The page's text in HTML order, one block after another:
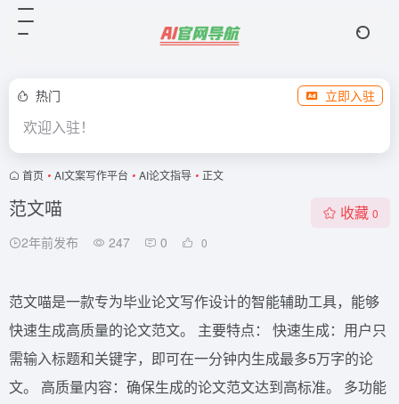
热门 立即入驻
欢迎入驻！
首页 • AI文案写作平台 • AI论文指导 • 正文
范文喵
2年前发布 247 0 0
收藏 0
范文喵是一款专为毕业论文写作设计的智能辅助工具，能够
快速生成高质量的论文范文。 主要特点： 快速生成：用户只
需输入标题和关键字，即可在一分钟内生成最多5万字的论
文。 高质量内容：确保生成的论文范文达到高标准。 多功能